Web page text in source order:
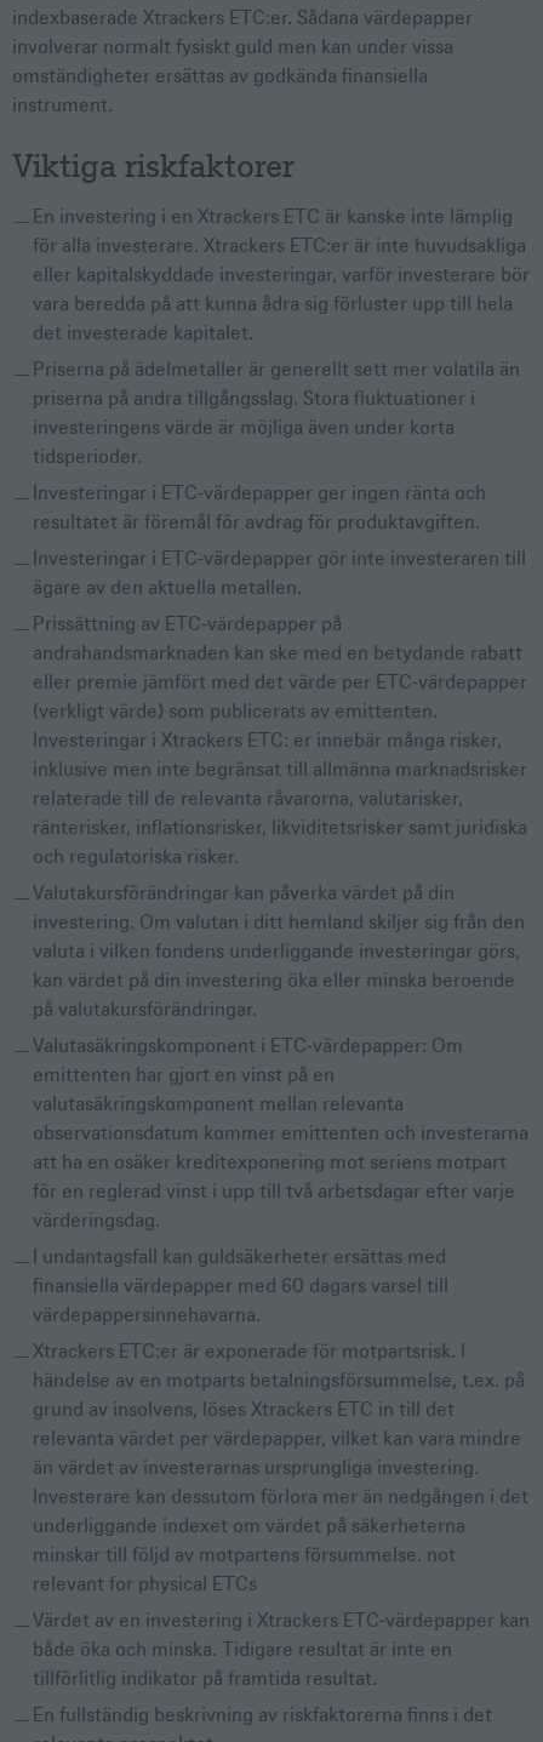
indexbaserade Xtrackers ETC:er. Sådana värdepapper
involverar normalt fysiskt guld men kan under vissa
omständigheter ersättas av godkända finansiella
instrument.
Viktiga riskfaktorer
En investering i en Xtrackers ETC är kanske inte lämplig
för alla investerare. Xtrackers ETC:er är inte huvudsakliga
eller kapitalskyddade investeringar, varför investerare bör
vara beredda på att kunna ådra sig förluster upp till hela
det investerade kapitalet.
Priserna på ädelmetaller är generellt sett mer volatila än
priserna på andra tillgångsslag. Stora fluktuationer i
investeringens värde är möjliga även under korta
tidsperioder.
Investeringar i ETC-värdepapper ger ingen ränta och
resultatet är föremål för avdrag för produktavgiften.
Investeringar i ETC-värdepapper gör inte investeraren till
ägare av den aktuella metallen.
Prissättning av ETC-värdepapper på
andrahandsmarknaden kan ske med en betydande rabatt
eller premie jämfört med det värde per ETC-värdepapper
(verkligt värde) som publicerats av emittenten.
Investeringar i Xtrackers ETC: er innebär många risker,
inklusive men inte begränsat till allmänna marknadsrisker
relaterade till de relevanta råvarorna, valutarisker,
ränterisker, inflationsrisker, likviditetsrisker samt juridiska
och regulatoriska risker.
Valutakursförändringar kan påverka värdet på din
investering. Om valutan i ditt hemland skiljer sig från den
valuta i vilken fondens underliggande investeringar görs,
kan värdet på din investering öka eller minska beroende
på valutakursförändringar.
Valutasäkringskomponent i ETC-värdepapper: Om
emittenten har gjort en vinst på en
valutasäkringskomponent mellan relevanta
observationsdatum kommer emittenten och investerarna
att ha en osäker kreditexponering mot seriens motpart
för en reglerad vinst i upp till två arbetsdagar efter varje
värderingsdag.
I undantagsfall kan guldsäkerheter ersättas med
finansiella värdepapper med 60 dagars varsel till
värdepappersinnehavarna.
Xtrackers ETC:er är exponerade för motpartsrisk. I
händelse av en motparts betalningsförsummelse, t.ex. på
grund av insolvens, löses Xtrackers ETC in till det
relevanta värdet per värdepapper, vilket kan vara mindre
än värdet av investerarnas ursprungliga investering.
Investerare kan dessutom förlora mer än nedgången i det
underliggande indexet om värdet på säkerheterna
minskar till följd av motpartens försummelse. not
relevant for physical ETCs
Värdet av en investering i Xtrackers ETC-värdepapper kan
både öka och minska. Tidigare resultat är inte en
tillförlitlig indikator på framtida resultat.
En fullständig beskrivning av riskfaktorerna finns i det